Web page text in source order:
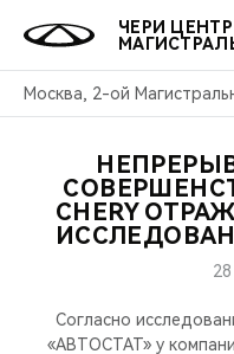
ЧЕРИ
Москва, 2-ой
ВСЕ МОДЕЛИ
ВЫБОР И ПОКУПКА
СЕРВИС
АКСЕССУАРЫ
ВЫГОДЫ И АКЦИИ
ВЫБОР И ПОКУПКА
О
О НАС
CHERY
Согласно
«АВТОСТАТ» у